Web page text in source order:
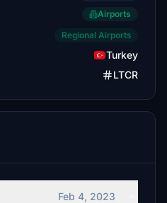
Airports
Regional Airports
Turkey
LTCR
Feb 4, 2023